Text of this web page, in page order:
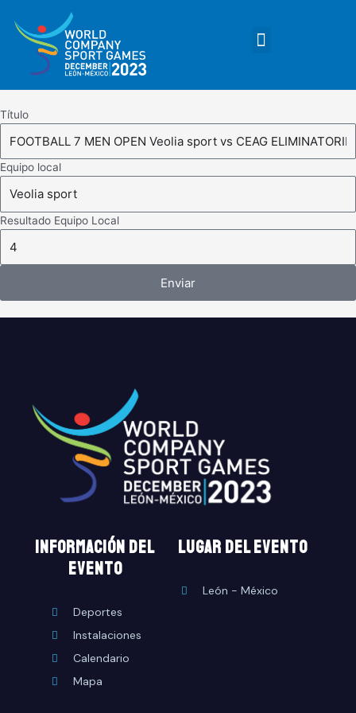
contenido
Menú
Título
Equipo local
Resultado Equipo Local
Enviar
INFORMACIÓN DEL
EVENTO
Deportes
Instalaciones
Calendario
Mapa
lugar del evento
León - México